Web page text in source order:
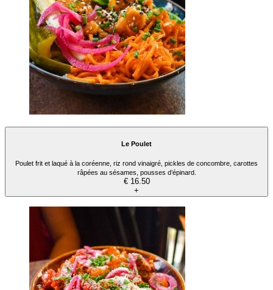
Le Poulet
Poulet frit et laqué à la coréenne, riz rond vinaigré, pickles de concombre, carottes
râpées au sésames, pousses d’épinard.
€ 16.50
+